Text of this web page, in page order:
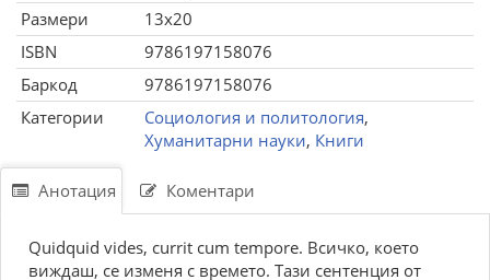
Размери
13x20
ISBN
9786197158076
Баркод
9786197158076
Категории
Социология и политология,
Хуманитарни науки, Книги
Анотация Коментари
Quidquid vides, currit cum tempore. Всичко, което
виждаш, се изменя с времето. Тази сентенция от